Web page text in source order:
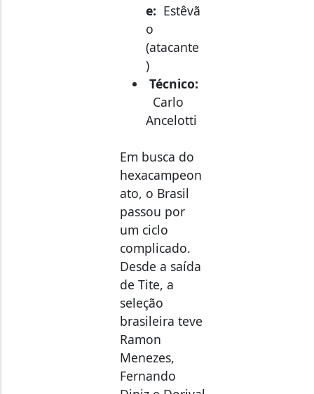
o
(atacante
)
Técnico:
Carlo
Ancelotti
hexacampeon
ato, o Brasil
passou por
um ciclo
complicado.
Desde a saída
de Tite, a
seleção
brasileira teve
Ramon
Menezes,
Fernando
Diniz e Dorival